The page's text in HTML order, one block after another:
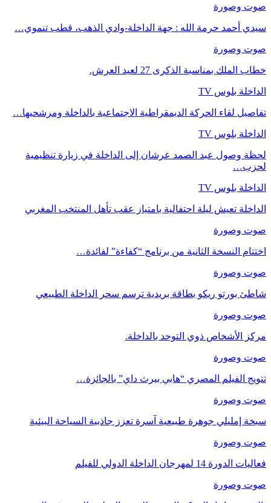
صوت وصورة
سيدي أحمد حرمة الله : جهة الداخلة-وادي الذهب، قطب تنموي…
صوت وصورة
خطاب الملك بمناسبة الذكرى 27 لعيد العرش.
الداخلة بلوس TV
تفاصيل لقاء الحركة الديمقراطية الاجتماعية بالداخلة ومرشحيها…
الداخلة بلوس TV
لحظة وصول عبد الصمد عرشان إلى الداخلة في زيارة تنظيمية
لحزب…
الداخلة بلوس TV
الداخلة تعيش ليلة احتفالية بامتياز عقب تأهل المنتخب المغربي
صوت وصورة
اختتام النسخة الثانية من برنامج “كفاءة” لفائدة…
صوت وصورة
شاطئ بورتو ريكو بطاقة بريدية ترسم سحر الداخلة الطبيعي
صوت وصورة
مركز الأشخاص ذوي التوحد بالداخلة.
صوت وصورة
تتويج الفيلم المصري “هابي بيرث داي” بالجائزة…
صوت وصورة
سبخة إمليلي جوهرة طبيعية آسرة تعزز جاذبية السياحة البيئية
صوت وصورة
فعاليات الدورة 14 لمهرجان الداخلة الدولي للفيلم
صوت وصورة